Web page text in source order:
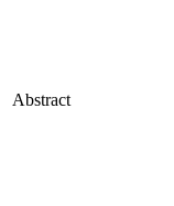
Abstract